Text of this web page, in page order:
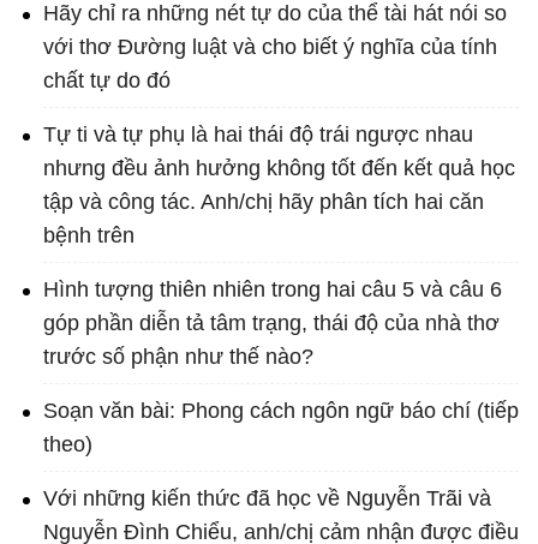
Hãy chỉ ra những nét tự do của thể tài hát nói so
với thơ Đường luật và cho biết ý nghĩa của tính
chất tự do đó
Tự ti và tự phụ là hai thái độ trái ngược nhau
nhưng đều ảnh hưởng không tốt đến kết quả học
tập và công tác. Anh/chị hãy phân tích hai căn
bệnh trên
Hình tượng thiên nhiên trong hai câu 5 và câu 6
góp phần diễn tả tâm trạng, thái độ của nhà thơ
trước số phận như thế nào?
Soạn văn bài: Phong cách ngôn ngữ báo chí (tiếp
theo)
Với những kiến thức đã học về Nguyễn Trãi và
Nguyễn Đình Chiểu, anh/chị cảm nhận được điều